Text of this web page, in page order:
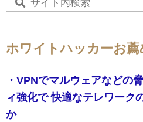
ホワイトハッカーお薦
・VPNでマルウェアなどの
ィ強化で 快適なテレワーク
か